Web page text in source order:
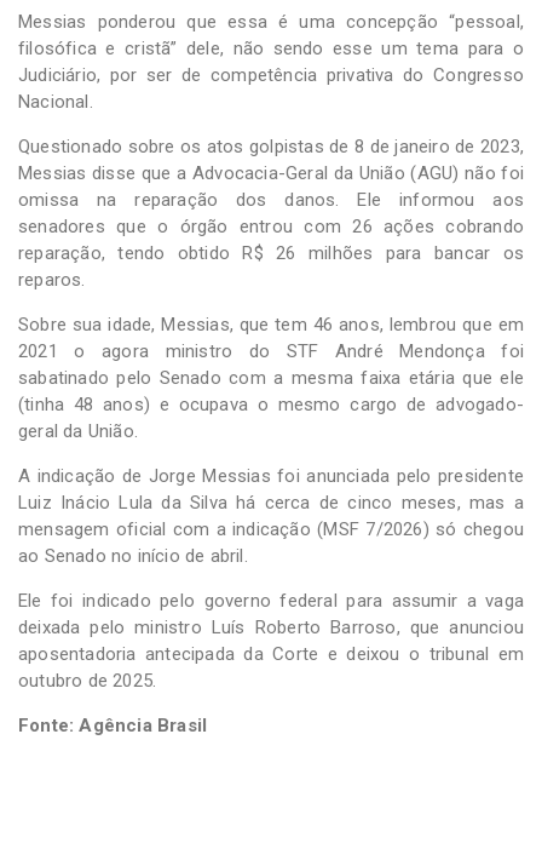
Messias ponderou que essa é uma concepção “pessoal,
filosófica e cristã” dele, não sendo esse um tema para o
Judiciário, por ser de competência privativa do Congresso
Nacional.
Questionado sobre os atos golpistas de 8 de janeiro de 2023,
Messias disse que a Advocacia-Geral da União (AGU) não foi
omissa na reparação dos danos. Ele informou aos
senadores que o órgão entrou com 26 ações cobrando
reparação, tendo obtido R$ 26 milhões para bancar os
reparos.
Sobre sua idade, Messias, que tem 46 anos, lembrou que em
2021 o agora ministro do STF André Mendonça foi
sabatinado pelo Senado com a mesma faixa etária que ele
(tinha 48 anos) e ocupava o mesmo cargo de advogado-
geral da União.
A indicação de Jorge Messias foi anunciada pelo presidente
Luiz Inácio Lula da Silva há cerca de cinco meses, mas a
mensagem oficial com a indicação (MSF 7/2026) só chegou
ao Senado no início de abril.
Ele foi indicado pelo governo federal para assumir a vaga
deixada pelo ministro Luís Roberto Barroso, que anunciou
aposentadoria antecipada da Corte e deixou o tribunal em
outubro de 2025.
Fonte: Agência Brasil